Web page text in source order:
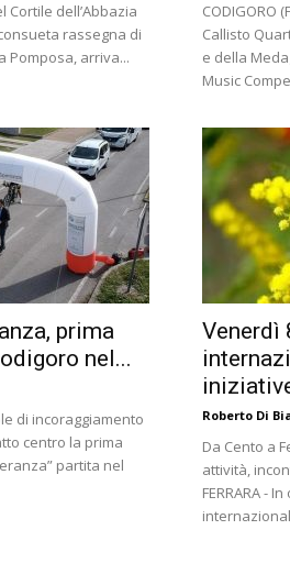
Cortile dell’Abbazia
rassegna di
Pomposa, arriva...
CODIGORO
Callisto
e della
Music
prima
nel...
di incoraggiamento
centro la prima
partita nel
Venerdì
Roberto Di
Da Cento a
attività,
FERRARA -